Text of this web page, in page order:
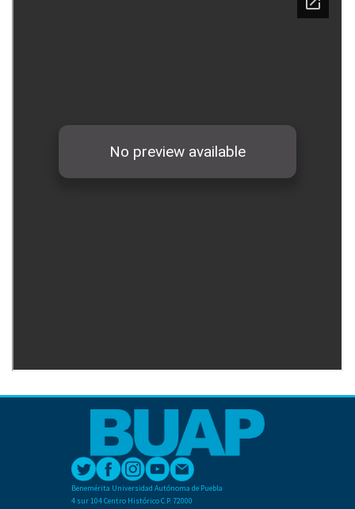
Benemérita Universidad Autónoma de Puebla
4 sur 104 Centro Histórico C.P. 72000